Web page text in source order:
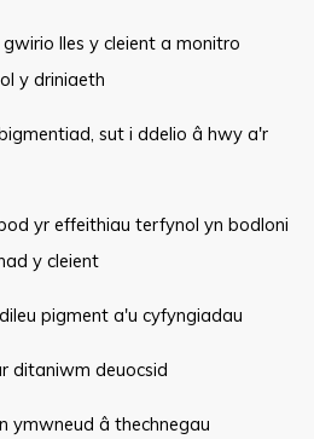
lles y cleient a monitro
y driniaeth
sut i ddelio â hwy a'r
yr effeithiau terfynol yn bodloni
y cleient
pigment a'u cyfyngiadau
ditaniwm deuocsid
ymwneud â thechnegau